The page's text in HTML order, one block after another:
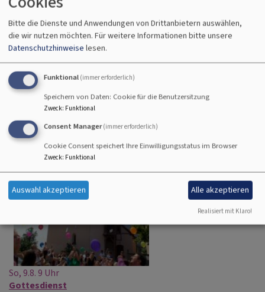
Sa, 8.8. 19 Uhr
Vorabendgottesdienste
GräfensteinbergKirche St. Martin
So, 9.8. 9 Uhr
Gottesdienst
Bitte die Dienste und Anwendungen von Drittanbietern auswählen,
die wir nutzen möchten. Für weitere Informationen bitte unsere
Datenschutzhinweise lesen.
Funktional (immer erforderlich)
Speichern von Daten: Cookie für die Benutzersitzung
Zweck: Funktional
Consent Manager (immer erforderlich)
Cookie Consent speichert Ihre Einwilligungsstatus im Browser
Zweck: Funktional
Auswahl akzeptieren Alle akzeptieren
Realisiert mit Klaro!